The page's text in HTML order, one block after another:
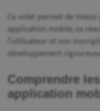
Ce volet permet de
application mobile, sa
l’utilisateur et son
développement
Comprendre
application